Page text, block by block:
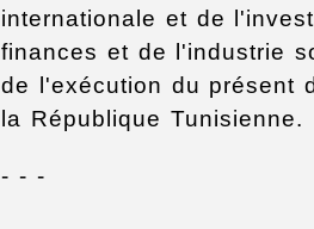
internationale et de
finances et de l'industrie
de l'exécution du présent
la République Tunisienne.
- - -